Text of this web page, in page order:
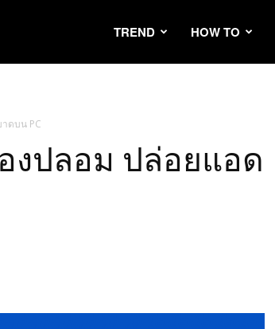
TREND HOW TO
ดบน PC
งปลอม ปล่อยแอด